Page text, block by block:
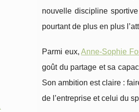
nouvelle discipline
pourtant de plus en plus
Parmi eux,Anne-Sophie
goût du partage et sa
Son ambition est claire :
de l’entreprise et celui du